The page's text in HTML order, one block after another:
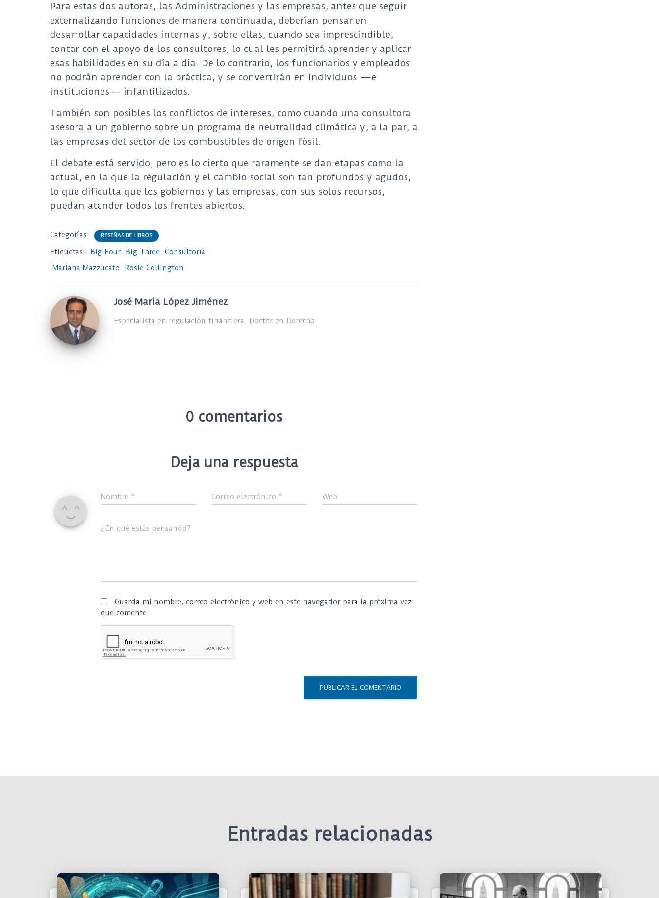
Para estas dos autoras, las Administraciones y las empresas, antes que seguir
externalizando funciones de manera continuada, deberían pensar en
desarrollar capacidades internas y, sobre ellas, cuando sea imprescindible,
contar con el apoyo de los consultores, lo cual les permitirá aprender y aplicar
esas habilidades en su día a día. De lo contrario, los funcionarios y empleados
no podrán aprender con la práctica, y se convertirán en individuos —e
instituciones— infantilizados.
También son posibles los conflictos de intereses, como cuando una consultora
asesora a un gobierno sobre un programa de neutralidad climática y, a la par, a
las empresas del sector de los combustibles de origen fósil.
El debate está servido, pero es lo cierto que raramente se dan etapas como la
actual, en la que la regulación y el cambio social son tan profundos y agudos,
lo que dificulta que los gobiernos y las empresas, con sus solos recursos,
puedan atender todos los frentes abiertos.
Categorías: RESEÑAS DE LIBROS
Etiquetas: Big Four Big Three
Consultoría
Mariana Mazzucato
Rosie Collington
José María López Jiménez
Especialista en regulación financiera. Doctor en Derecho
0 comentarios
Deja una respuesta
Nombre * Correo electrónico * Web
¿En qué estás pensando?
Guarda mi nombre, correo electrónico y web en este navegador para la próxima vez
que comente.
Entradas relacionadas